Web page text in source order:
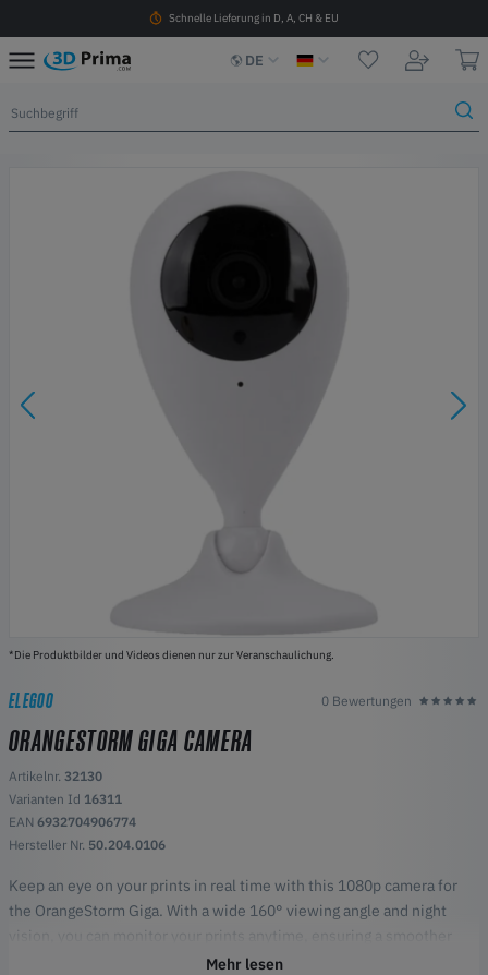
Schnelle Lieferung in D, A, CH & EU
DE
*Die Produktbilder und Videos dienen nur zur Veranschaulichung.
ELEGOO 0 Bewertungen
ORANGESTORM GIGA CAMERA
Artikelnr. 32130
Varianten Id 16311
EAN 6932704906774
Hersteller Nr. 50.204.0106
Keep an eye on your prints in real time with this 1080p camera for
the OrangeStorm Giga. With a wide 160° viewing angle and night
vision, you can monitor your prints anytime, ensuring a smoother
and more reliable printing process. Simple to install and easy to use,
Mehr lesen